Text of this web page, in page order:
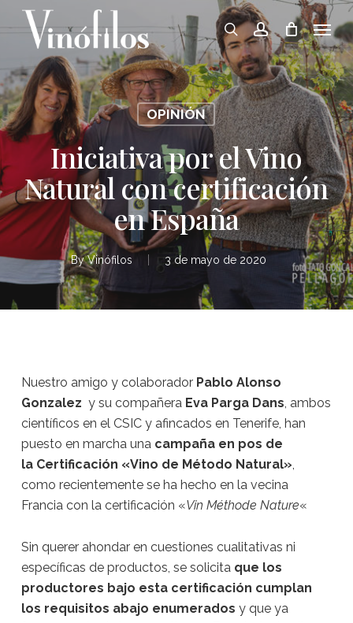
Skip
content
searchaccount
Menu
OPINIÓN
Iniciativa por el Vino
Natural con certificación
en España
By Vinófilos 3 de mayo de 2020
Nuestro amigo y colaborador Pablo Alonso
Gonzalez y su compañera Eva Parga Dans, ambos
científicos en el CSIC y afincados en Tenerife, han
puesto en marcha una campaña en pos de
la Certificación «Vino de Método Natural»,
como recientemente se ha hecho en la vecina
Francia con la certificación «Vin Méthode Nature«
Sin querer ahondar en cuestiones cualitativas ni
específicas de productos, se solicita que los
productores bajo esta certificación cumplan
los requisitos abajo enumerados y que ya